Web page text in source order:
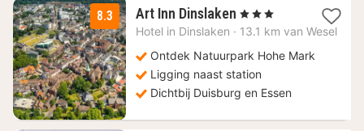
8.3 Art Inn Dinslaken 3
nachten
59
€
, 3 Sterren
Hotel in Dinslaken · 13.1 km van Wesel
Ontdek Natuurpark Hohe Mark
Ligging naast station
Dichtbij Duisburg en Essen